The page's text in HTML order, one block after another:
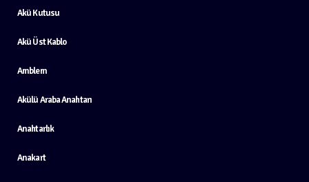
Akü Kutusu
Akü Üst Kablo
Amblem
Akülü Araba Anahtarı
Anahtarlık
Anakart